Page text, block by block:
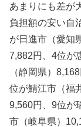
あまりにも差が
負担額の安い自
が日進市（愛知
7,882円、4位が
（静岡県）
位が鯖江市（福
9,560円、9位が
市（岐阜県）